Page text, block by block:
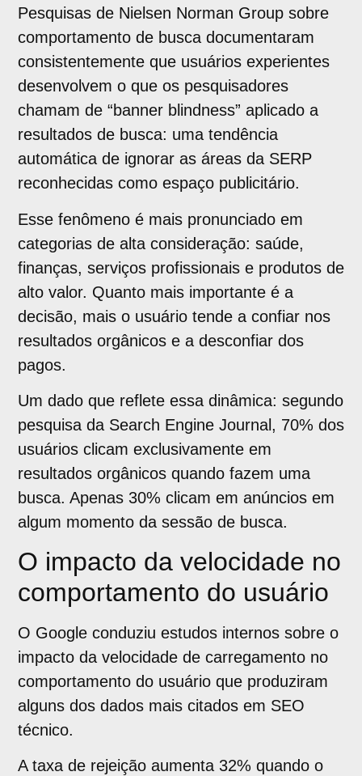
Pesquisas de Nielsen Norman Group sobre
comportamento de busca documentaram
consistentemente que usuários experientes
desenvolvem o que os pesquisadores
chamam de “banner blindness” aplicado a
resultados de busca: uma tendência
automática de ignorar as áreas da SERP
reconhecidas como espaço publicitário.
Esse fenômeno é mais pronunciado em
categorias de alta consideração: saúde,
finanças, serviços profissionais e produtos de
alto valor. Quanto mais importante é a
decisão, mais o usuário tende a confiar nos
resultados orgânicos e a desconfiar dos
pagos.
Um dado que reflete essa dinâmica: segundo
pesquisa da Search Engine Journal, 70% dos
usuários clicam exclusivamente em
resultados orgânicos quando fazem uma
busca. Apenas 30% clicam em anúncios em
algum momento da sessão de busca.
O impacto da velocidade no
comportamento do usuário
O Google conduziu estudos internos sobre o
impacto da velocidade de carregamento no
comportamento do usuário que produziram
alguns dos dados mais citados em SEO
técnico.
A taxa de rejeição aumenta 32% quando o